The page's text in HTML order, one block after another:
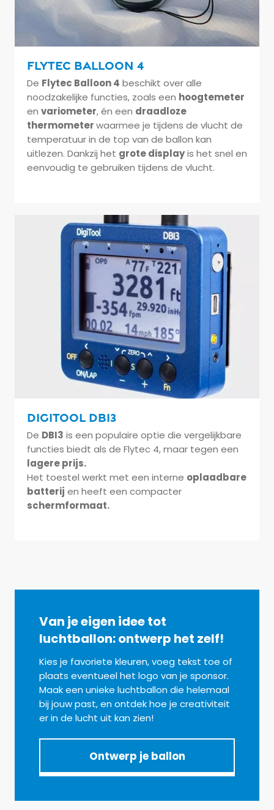
Flytec Balloon 4
De Flytec Balloon 4 beschikt over alle
noodzakelijke functies, zoals een hoogtemeter
en variometer, én een draadloze
thermometer waarmee je tijdens de vlucht de
temperatuur in de top van de ballon kan
uitlezen. Dankzij het grote displayis het snel en
eenvoudig te gebruiken tijdens de vlucht.
Digitool DBI3
De DBI3 is een populaire optie die vergelijkbare
functies biedt als de Flytec 4, maar tegen een
lagere prijs.
Het toestel werkt met een interne oplaadbare
batterij en heeft een compacter
schermformaat.
Van je eigen idee tot
luchtballon: ontwerp het zelf!
Kies je favoriete kleuren, voeg tekst toe of
plaats eventueel het logo van je sponsor.
Maak een unieke luchtballon die helemaal
bij jouw past, en ontdek hoe je creativiteit
er in de lucht uit kan zien!
Ontwerp je ballon
Verzenden